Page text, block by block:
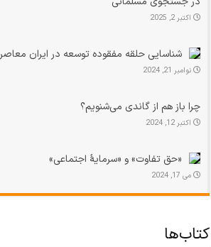
اکتبر 2, 2025
شناسایی حلقه مفقوده توسعه در ایران معاصر
نوامبر 21, 2024
چرا باز هم از گاندی می‌شنویم؟
اکتبر 12, 2024
«حق تفاوت» و «سرمایهٔ اجتماعی»
می 17, 2024
کتاب‌ها